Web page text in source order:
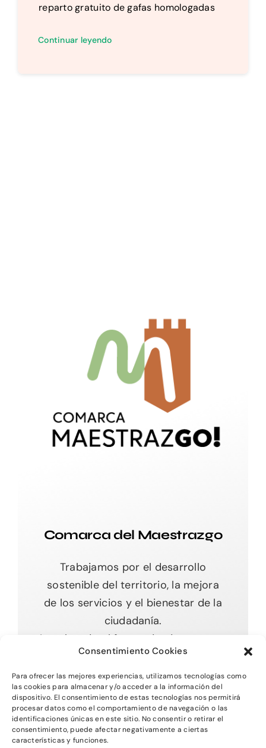
Consentimiento Cookies
Para ofrecer las mejores experiencias, utilizamos tecnologías como
las cookies para almacenar y/o acceder a la información del
dispositivo. El consentimiento de estas tecnologías nos permitirá
procesar datos como el comportamiento de navegación o las
identificaciones únicas en este sitio. No consentir o retirar el
consentimiento, puede afectar negativamente a ciertas
características y funciones.
reparto gratuito de gafas homologadas
Continuar leyendo
Comarca del Maestrazgo
Trabajamos por el desarrollo
sostenible del territorio, la mejora
de los servicios y el bienestar de la
ciudadanía.
Impulsando el futuro desde nuestras
raíces.
Toggle
Navigation
Inicio